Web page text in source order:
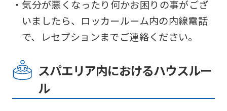
・気分が悪くなったり何かお困りの事がござ
いましたら、ロッカールーム内の内線電話
で、レセプションまでご連絡ください。
スパエリア内におけるハウスルー
ル
website
is
automatically
into
Click